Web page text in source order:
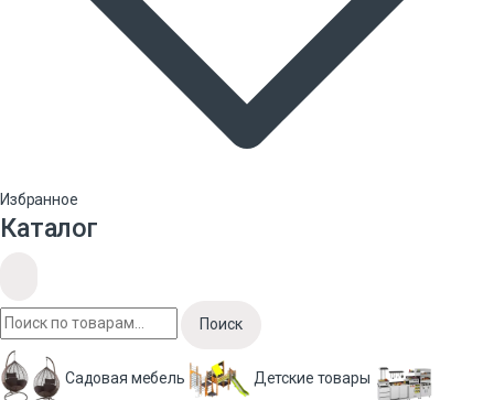
Избранное
Каталог
Поиск
Садовая мебель Детские товары